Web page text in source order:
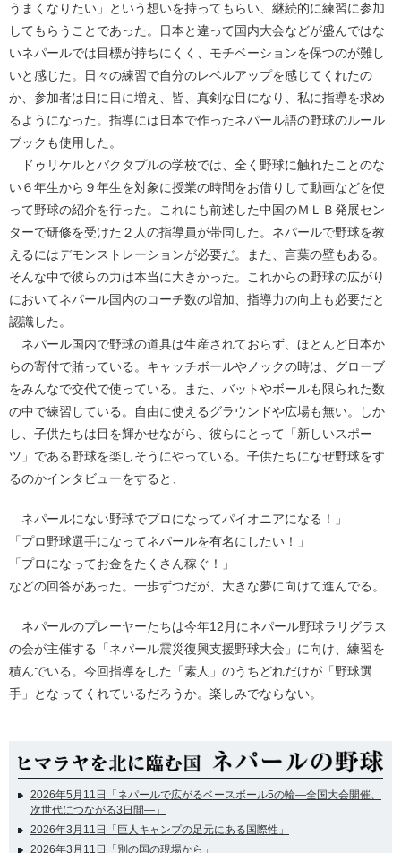
うまくなりたい」という想いを持ってもらい、継続的に練習に参加
してもらうことであった。日本と違って国内大会などが盛んではな
いネパールでは目標が持ちにくく、モチベーションを保つのが難し
いと感じた。日々の練習で自分のレベルアップを感じてくれたの
か、参加者は日に日に増え、皆、真剣な目になり、私に指導を求め
るようになった。指導には日本で作ったネパール語の野球のルール
ブックも使用した。
ドゥリケルとバクタプルの学校では、全く野球に触れたことのな
い６年生から９年生を対象に授業の時間をお借りして動画などを使
って野球の紹介を行った。これにも前述した中国のＭＬＢ発展セン
ターで研修を受けた２人の指導員が帯同した。ネパールで野球を教
えるにはデモンストレーションが必要だ。また、言葉の壁もある。
そんな中で彼らの力は本当に大きかった。これからの野球の広がり
においてネパール国内のコーチ数の増加、指導力の向上も必要だと
認識した。
ネパール国内で野球の道具は生産されておらず、ほとんど日本か
らの寄付で賄っている。キャッチボールやノックの時は、グローブ
をみんなで交代で使っている。また、バットやボールも限られた数
の中で練習している。自由に使えるグラウンドや広場も無い。しか
し、子供たちは目を輝かせながら、彼らにとって「新しいスポー
ツ」である野球を楽しそうにやっている。子供たちになぜ野球をす
るのかインタビューをすると、
ネパールにない野球でプロになってパイオニアになる！」
「プロ野球選手になってネパールを有名にしたい！」
「プロになってお金をたくさん稼ぐ！」
などの回答があった。一歩ずつだが、大きな夢に向けて進んでる。
ネパールのプレーヤーたちは今年12月にネパール野球ラリグラス
の会が主催する「ネパール震災復興支援野球大会」に向け、練習を
積んでいる。今回指導をした「素人」のうちどれだけが「野球選
手」となってくれているだろうか。楽しみでならない。
2026年5月11日「ネパールで広がるベースボール5の輪―全国大会開催、
次世代につながる3日間―」
2026年3月11日「巨人キャンプの足元にある国際性」
2026年3月11日「別の国の現場から」